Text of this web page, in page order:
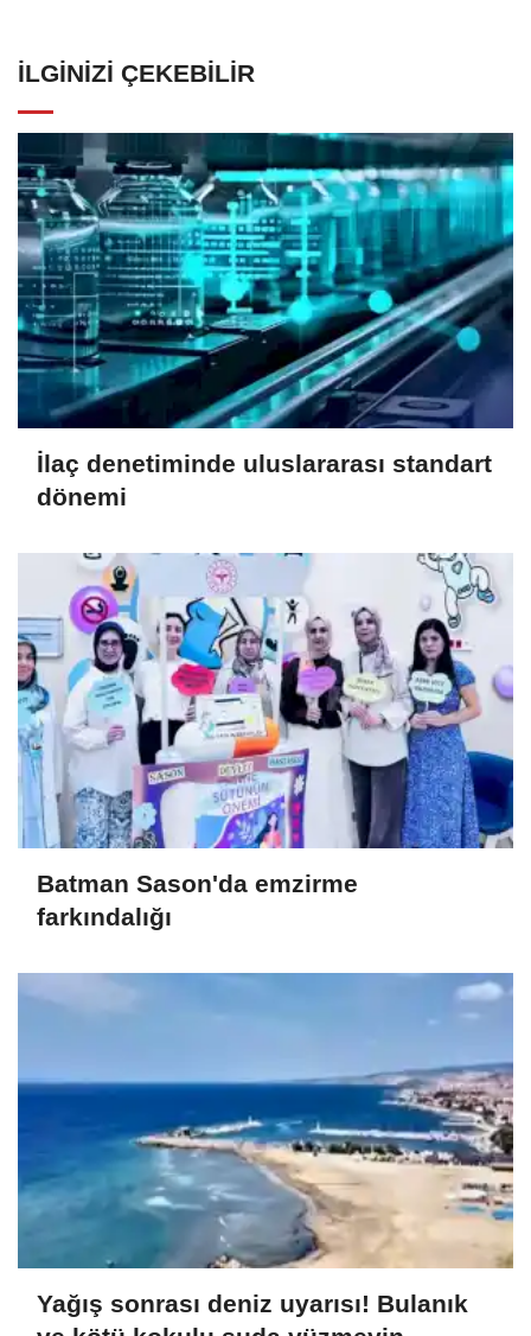
İLGINIZI ÇEKEBILIR
İlaç denetiminde uluslararası standart
dönemi
Batman Sason'da emzirme
farkındalığı
Yağış sonrası deniz uyarısı! Bulanık